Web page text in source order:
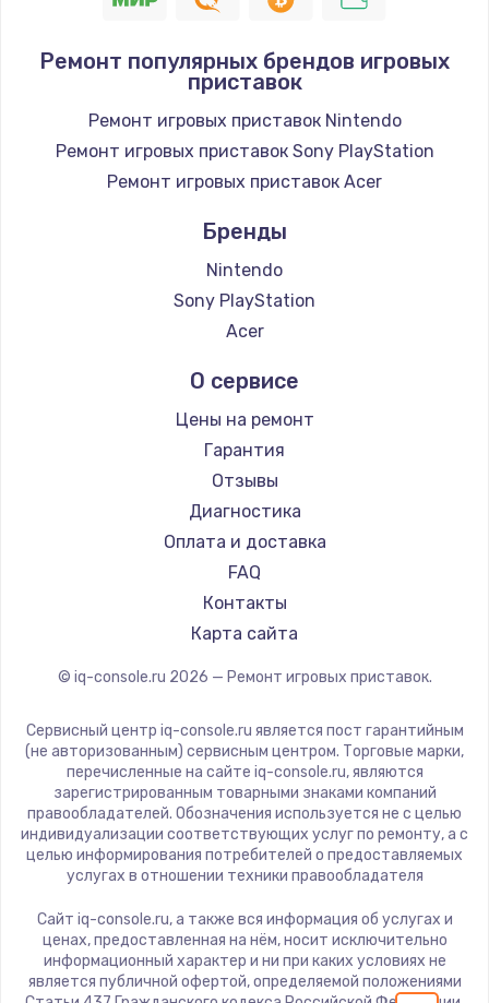
Замена шнура
Заказать
Замена / ремонт электронного модуля
управления
600 руб.
Заказать
Замена конфорки
1100 руб.
Заказать
Замена платы сенсора
900 руб.
Заказать
Замена регулятора режимов конфорки
900 руб.
Заказать
Замена сенсорного датчика
1300 руб.
Замена сигнальной лампы
1200 руб.
Заказать
Замена системной платы
Заказать
Ремонт популярных брендов игровых
приставок
Ремонт игровых приставок Nintendo
Ремонт игровых приставок Sony PlayStation
Ремонт игровых приставок Acer
Бренды
Nintendo
Sony PlayStation
Acer
О сервисе
Цены на ремонт
Гарантия
Отзывы
Диагностика
Оплата и доставка
FAQ
Контакты
Карта сайта
© iq-console.ru 2026 — Ремонт игровых приставок.
Сервисный центр iq-console.ru является пост гарантийным
(не авторизованным) сервисным центром. Торговые марки,
перечисленные на сайте iq-console.ru, являются
зарегистрированным товарными знаками компаний
правообладателей. Обозначения используется не с целью
индивидуализации соответствующих услуг по ремонту, а с
целью информирования потребителей о предоставляемых
услугах в отношении техники правообладателя
Сайт iq-console.ru, а также вся информация об услугах и
ценах, предоставленная на нём, носит исключительно
информационный характер и ни при каких условиях не
является публичной офертой, определяемой положениями